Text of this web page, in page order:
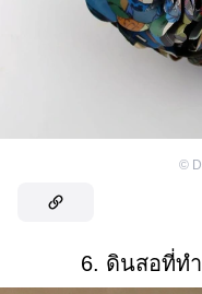
©
6. ดินสอที่ท